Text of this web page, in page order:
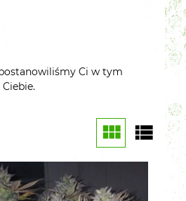
Ci w tym